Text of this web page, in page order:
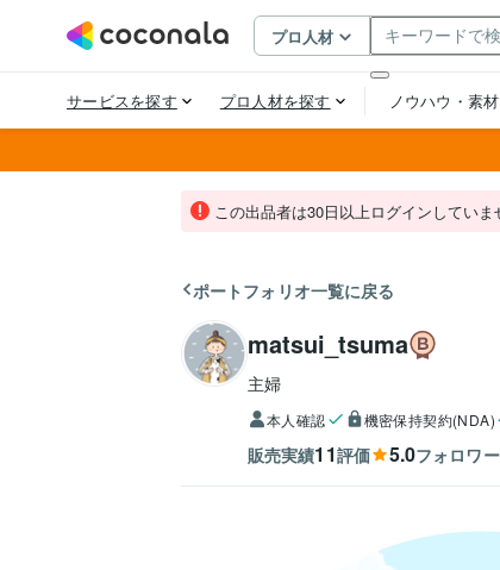
この出品者は30日以上ログインしてい
ポートフォリオ一覧に戻る
matsui_tsuma
主婦
本人確認 機密保持契約(NDA)
販売実績11評価 5.0フォロワー